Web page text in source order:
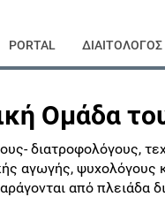
PORTAL ΔΙΑΙΤΟΛΟΓΟΣ
Ομάδα
διατροφολόγους,
αγωγής, ψυχολόγους
από πλειάδα